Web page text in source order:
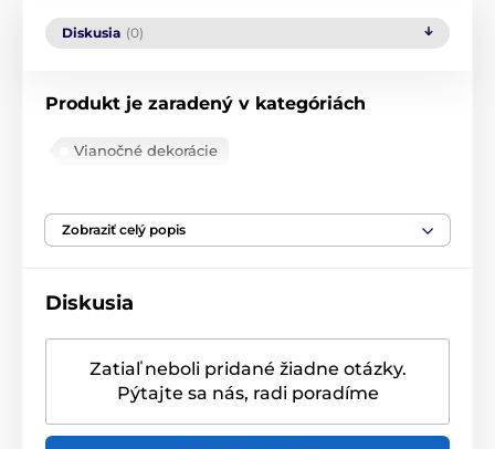
Diskusia (0)
Produkt je zaradený v kategóriách
Vianočné dekorácie
Zobraziť celý popis
Diskusia
Zatiaľ neboli pridané žiadne otázky.
Pýtajte sa nás, radi poradíme